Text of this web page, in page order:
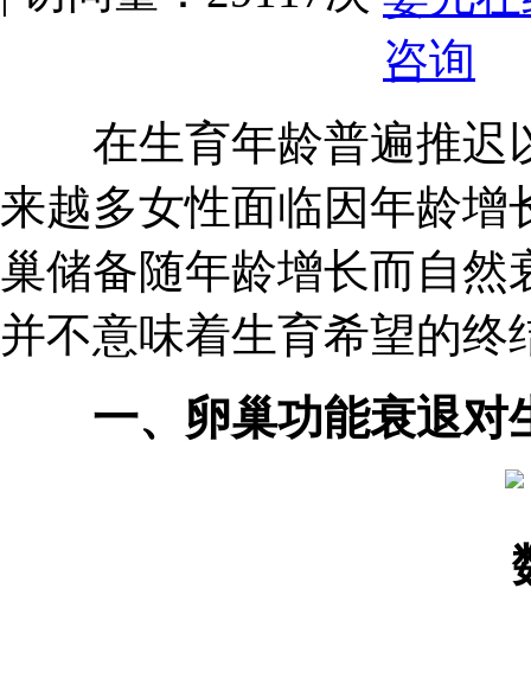
在生育年龄普遍推迟
来越多女性面临因年龄增
巢储备随年龄增长而自然
并不意味着生育希望的终
一、卵巢功能衰退对